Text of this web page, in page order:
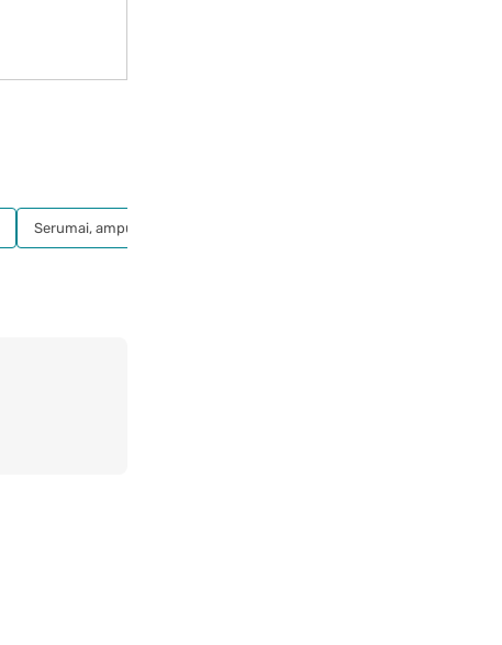
Serumai, ampulės